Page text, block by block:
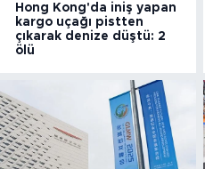
Hong Kong'da iniş yapan
kargo uçağı pistten
çıkarak denize düştü: 2
ölü